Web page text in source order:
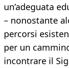
un’adeguata
– nonostante
percorsi
per un
incontrare il